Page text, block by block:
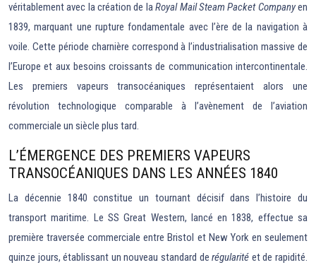
véritablement avec la création de laRoyal Mail Steam Packet Companyen
1839, marquant une rupture fondamentale avec l’ère de la navigation à
voile. Cette période charnière correspond à l’industrialisation massive de
l’Europe et aux besoins croissants de communication intercontinentale.
Les premiers vapeurs transocéaniques représentaient alors une
révolution technologique comparable à l’avènement de l’aviation
commerciale un siècle plus tard.
L’ÉMERGENCE DES PREMIERS VAPEURS
TRANSOCÉANIQUES DANS LES ANNÉES 1840
La décennie 1840 constitue un tournant décisif dans l’histoire du
transport maritime. Le SS Great Western, lancé en 1838, effectue sa
première traversée commerciale entre Bristol et New York en seulement
quinze jours, établissant un nouveau standard derégularité et de rapidité.